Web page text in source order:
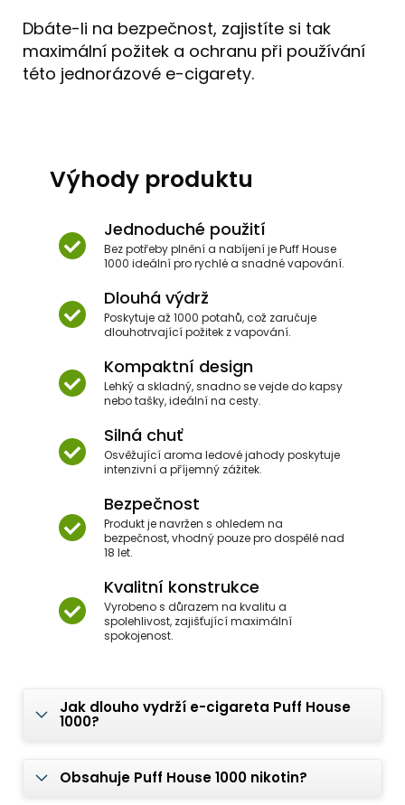
Dbáte-li na bezpečnost, zajistíte si tak
maximální požitek a ochranu při používání
této jednorázové e-cigarety.
Výhody produktu
Jednoduché použití
Bez potřeby plnění a nabíjení je Puff House
1000 ideální pro rychlé a snadné vapování.
Dlouhá výdrž
Poskytuje až 1000 potahů, což zaručuje
dlouhotrvající požitek z vapování.
Kompaktní design
Lehký a skladný, snadno se vejde do kapsy
nebo tašky, ideální na cesty.
Silná chuť
Osvěžující aroma ledové jahody poskytuje
intenzivní a příjemný zážitek.
Bezpečnost
Produkt je navržen s ohledem na
bezpečnost, vhodný pouze pro dospělé nad
18 let.
Kvalitní konstrukce
Vyrobeno s důrazem na kvalitu a
spolehlivost, zajišťující maximální
spokojenost.
Jak dlouho vydrží e-cigareta Puff House
1000?
Obsahuje Puff House 1000 nikotin?